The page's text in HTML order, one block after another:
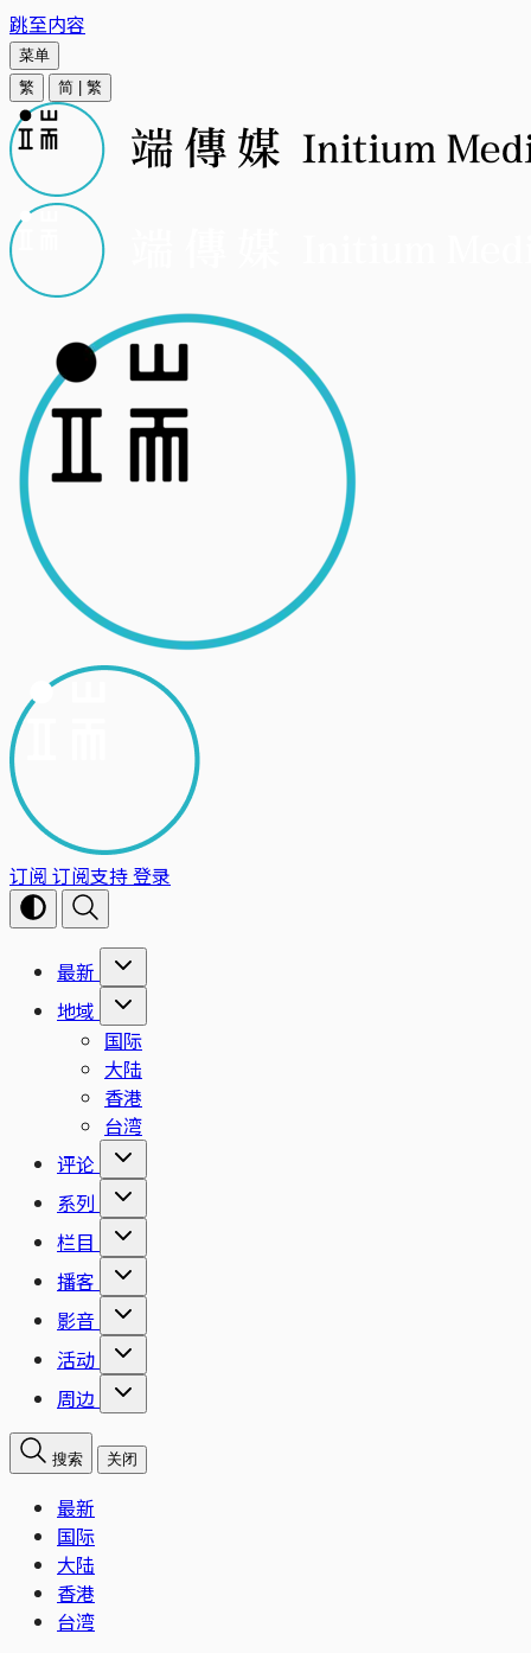
跳至内容
菜单
繁
简 繁
订阅 订阅支持登录
最新
地域
国际
大陆
香港
台湾
评论
系列
栏目
播客
影音
活动
周边
搜索 关闭
最新
国际
大陆
香港
台湾